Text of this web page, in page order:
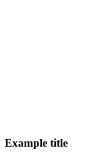
Example title